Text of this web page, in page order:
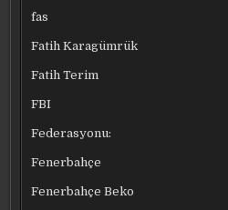
fas
Fatih Karagümrük
Fatih Terim
FBI
Federasyonu:
Fenerbahçe
Fenerbahçe Beko